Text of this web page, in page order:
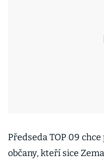
Předseda TOP 09
občany, kteří sice